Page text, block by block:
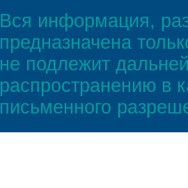
Вся информация,
предназначена
не подлежит
распространению в
письменного